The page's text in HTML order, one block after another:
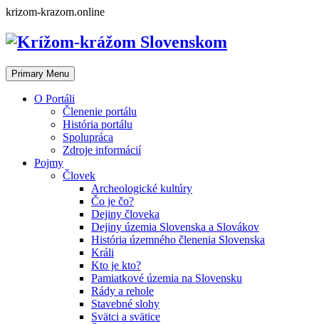
Skip
content
krizom-krazom.online
Primary Menu
O Portáli
Členenie portálu
História portálu
Spolupráca
Zdroje informácií
Pojmy
Človek
Archeologické kultúry
Čo je čo?
Dejiny človeka
Dejiny územia Slovenska a Slovákov
História územného členenia Slovenska
Králi
Kto je kto?
Pamiatkové územia na Slovensku
Rády a rehole
Stavebné slohy
Svätci a svätice